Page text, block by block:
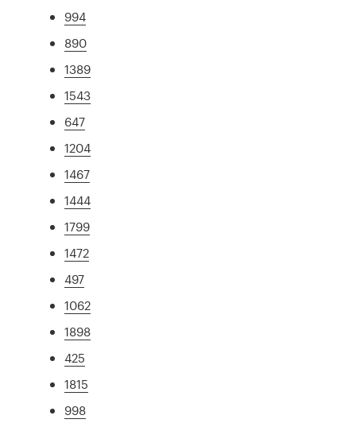
994
890
1389
1543
647
1204
1467
1444
1799
1472
497
1062
1898
425
1815
998